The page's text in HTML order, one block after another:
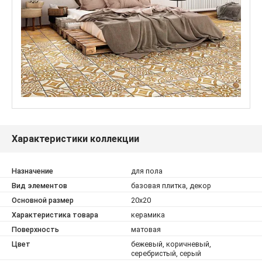
Характеристики коллекции
Назначение
для пола
Вид элементов
базовая плитка, декор
Основной размер
20x20
Характеристика товара
керамика
Поверхность
матовая
Цвет
бежевый, коричневый,
серебристый, серый